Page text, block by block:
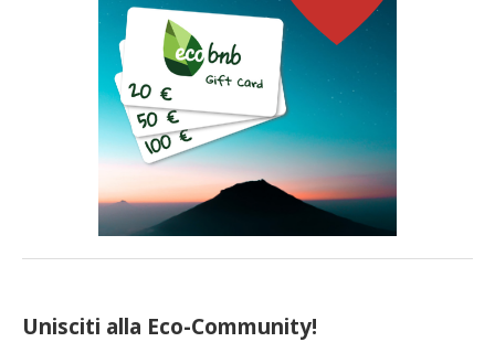
Unisciti alla Eco-Community!